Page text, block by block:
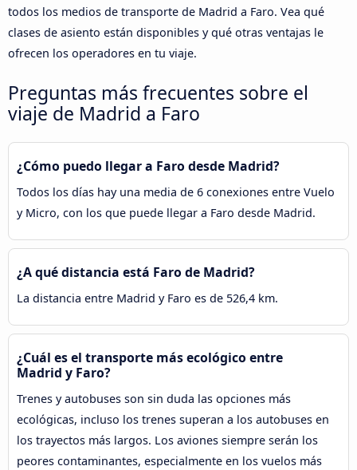
todos los medios de transporte de Madrid a Faro. Vea qué
clases de asiento están disponibles y qué otras ventajas le
ofrecen los operadores en tu viaje.
Preguntas más frecuentes sobre el
viaje de Madrid a Faro
¿Cómo puedo llegar a Faro desde Madrid?
Todos los días hay una media de 6 conexiones entre Vuelo
y Micro, con los que puede llegar a Faro desde Madrid.
¿A qué distancia está Faro de Madrid?
La distancia entre Madrid y Faro es de 526,4 km.
¿Cuál es el transporte más ecológico entre
Madrid y Faro?
Trenes y autobuses son sin duda las opciones más
ecológicas, incluso los trenes superan a los autobuses en
los trayectos más largos. Los aviones siempre serán los
peores contaminantes, especialmente en los vuelos más